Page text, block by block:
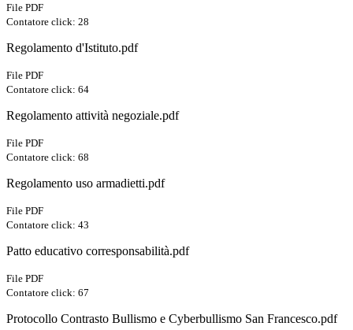
File PDF
Contatore click: 28
Regolamento d'Istituto.pdf
File PDF
Contatore click: 64
Regolamento attività negoziale.pdf
File PDF
Contatore click: 68
Regolamento uso armadietti.pdf
File PDF
Contatore click: 43
Patto educativo corresponsabilità.pdf
File PDF
Contatore click: 67
Protocollo Contrasto Bullismo e Cyberbullismo San Francesco.pdf